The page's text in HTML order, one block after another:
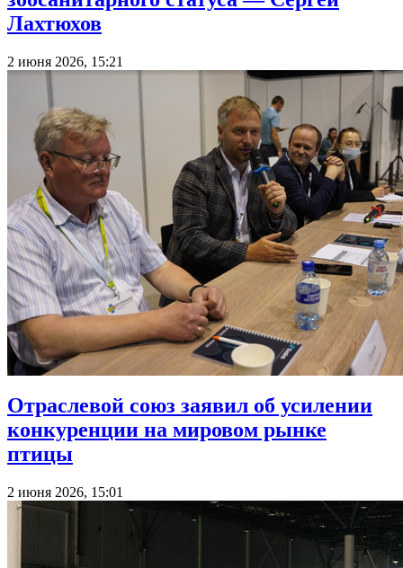
Лахтюхов
2 июня 2026, 15:21
Отраслевой союз заявил об усилении
конкуренции на мировом рынке
птицы
2 июня 2026, 15:01